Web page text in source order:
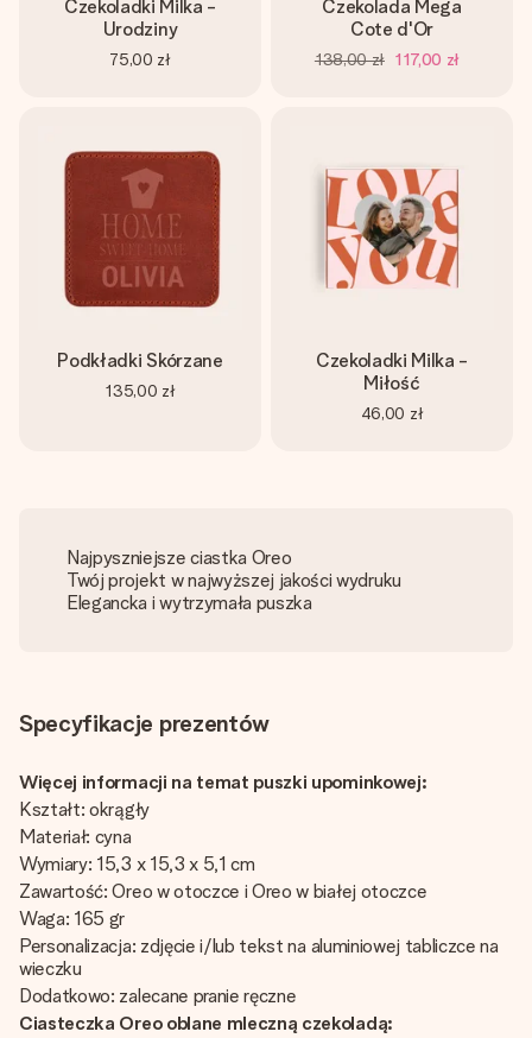
Czekoladki Milka -
Urodziny
75,00 zł
Czekolada Mega
Cote d'Or
138,00 zł 117,00 zł
Podkładki Skórzane
135,00 zł
Czekoladki Milka -
Miłość
46,00 zł
Najpyszniejsze ciastka Oreo
Twój projekt w najwyższej jakości wydruku
Elegancka i wytrzymała puszka
Specyfikacje prezentów
Więcej informacji na temat puszki upominkowej:
Kształt: okrągły
Materiał: cyna
Wymiary: 15,3 x 15,3 x 5,1 cm
Zawartość: Oreo w otoczce i Oreo w białej otoczce
Waga: 165 gr
Personalizacja: zdjęcie i/lub tekst na aluminiowej tabliczce na
wieczku
Dodatkowo: zalecane pranie ręczne
Ciasteczka Oreo oblane mleczną czekoladą: